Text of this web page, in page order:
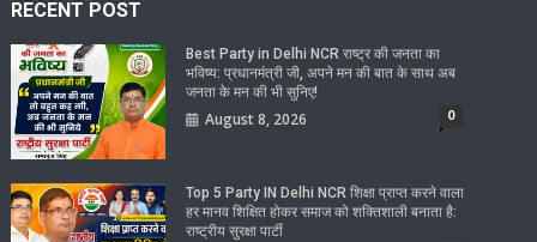
RECENT POST
Best Party in Delhi NCR राष्ट्र की जनता का
भविष्य: प्रधानमंत्री जी, अपने मन की बात के साथ अब
जनता के मन की भी सुनिए!
August 8, 2026 0
Top 5 Party IN Delhi NCR शिक्षा प्राप्त करने वाला
हर मानव शिक्षित होकर समाज को शक्तिशाली बनाता है:
राष्ट्रीय सुरक्षा पार्टी